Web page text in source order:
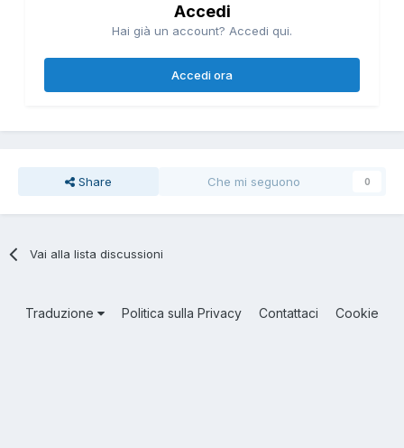
Accedi
Hai già un account? Accedi qui.
Accedi ora
Share Che mi seguono 0
Vai alla lista discussioni
Traduzione Politica sulla Privacy Contattaci Cookie